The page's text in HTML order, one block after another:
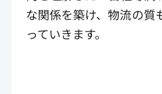
な関係を築け、物流の質
っていきます。